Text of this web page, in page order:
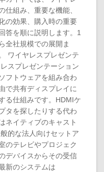
仕組み、重要な機能、
の効果、購入時の重要
答を順に説明します。1
全社規模での展開ま
ワイヤレスプレゼンテ
スプレゼンテーション
フトウェアを組み合わ
で共有ディスプレイに
る仕組みです。HDMIケ
タを探したりする代わ
ネイティブのキャスト
的な法人向けセットア
のテレビやプロジェク
デバイスからその受信
新のシステムは